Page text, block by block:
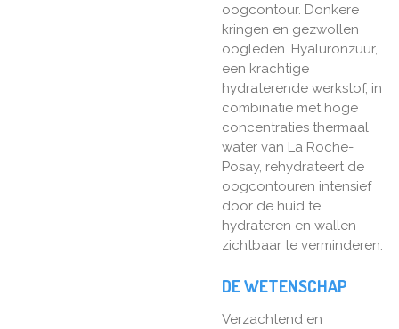
oogcontour. Donkere
kringen en gezwollen
oogleden. Hyaluronzuur,
een krachtige
hydraterende werkstof, in
combinatie met hoge
concentraties thermaal
water van La Roche-
Posay, rehydrateert de
oogcontouren intensief
door de huid te
hydrateren en wallen
zichtbaar te verminderen.
DE WETENSCHAP
Verzachtend en